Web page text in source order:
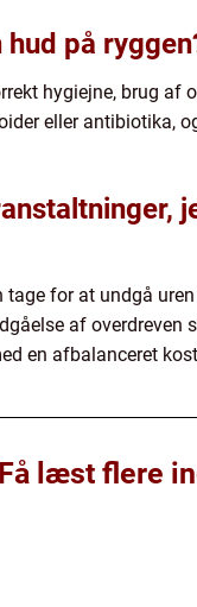
på
hygiejne, brug af
eller antibiotika,
for at undgå
af
en afbalanceret
Få læst flere